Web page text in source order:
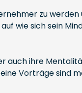
zu werden
wie sich sein
auch ihre
Vorträge sind